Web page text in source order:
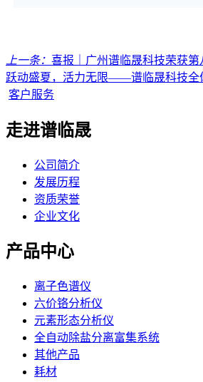
上一条： 喜报｜广州谱临晟科技荣获第
跃动盛夏，活力无限——谱临晟科技全
客户服务
走进谱临晟
公司简介
发展历程
资质荣誉
企业文化
产品中心
离子色谱仪
六价铬分析仪
元素形态分析仪
全自动除盐分离富集系统
其他产品
耗材